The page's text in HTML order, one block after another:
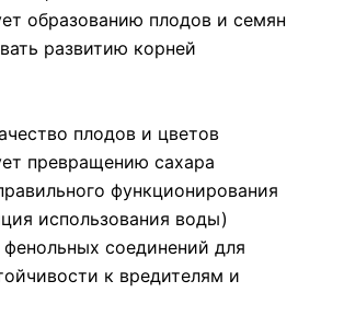
образованию плодов и семян
развитию корней
плодов и цветов
превращению сахара
функционирования
использования воды)
соединений для
к вредителям и